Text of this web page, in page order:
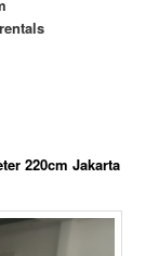
220cm Jakarta